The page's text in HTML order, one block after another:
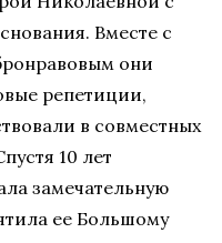
Вместе с
они
репетиции,
в совместных
10 лет
замечательную
ее Большому